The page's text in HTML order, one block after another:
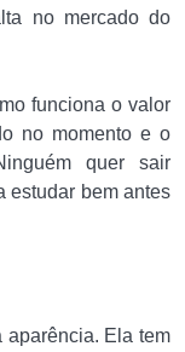
no mercado do
funciona o valor
no momento e o
quer sair
estudar bem antes
aparência. Ela tem